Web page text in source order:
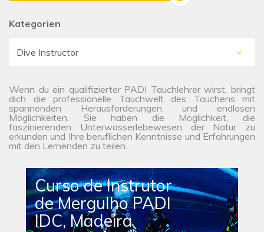
Kategorien
Wenn du ein qualifizierter PADI Tauchlehrer wirst, bringt
dich die professionelle Tauchwelt des Tauchens mit
spannenden Herausforderungen und endlosen
Möglichkeiten. Sie haben die Möglichkeit, die
faszinierenden Unterwasserlebewesen der Natur zu
erkunden und Ihre beruflichen Kenntnisse und Erfahrungen
mit den Lernenden zu teilen.
Curso de Instrutor
de Mergulho PADI
IDC, Madeira